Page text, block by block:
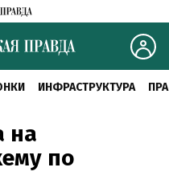
ИНФРАСТРУКТУРА
на
по